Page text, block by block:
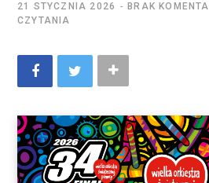
21 STYCZNIA 2026 BRAK
CZYTANIA